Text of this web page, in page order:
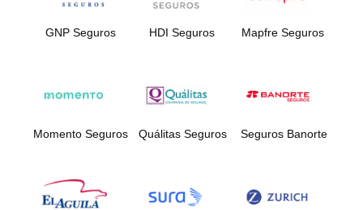
GNP Seguros HDI Seguros Mapfre Seguros
Momento Seguros Quálitas Seguros Seguros Banorte